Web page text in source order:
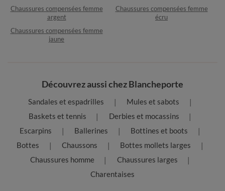
Chaussures compensées femme
argent
Chaussures compensées femme
écru
Chaussures compensées femme
jaune
Découvrez aussi chez Blancheporte
Sandales et espadrilles
Mules et sabots
Baskets et tennis
Derbies et mocassins
Escarpins
Ballerines
Bottines et boots
Bottes
Chaussons
Bottes mollets larges
Chaussures homme
Chaussures larges
Charentaises